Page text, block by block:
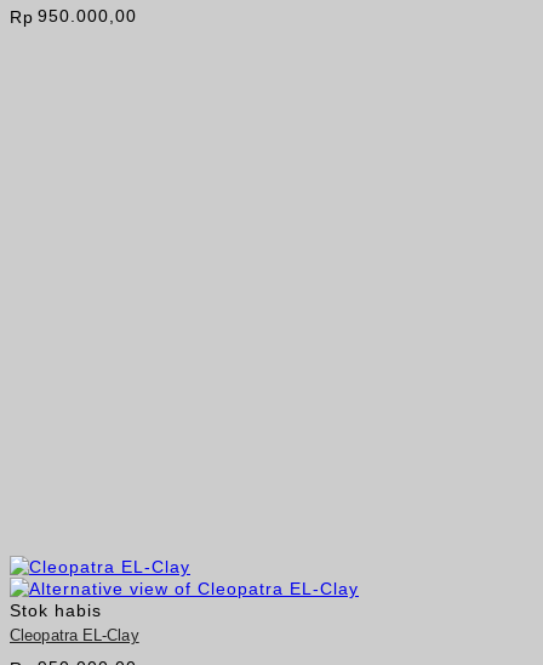
Rp 950.000,00
Stok habis
Cleopatra EL-Clay